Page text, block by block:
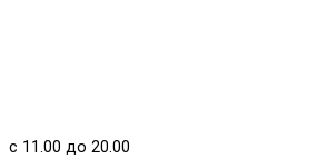
с 11.00 до 20.00